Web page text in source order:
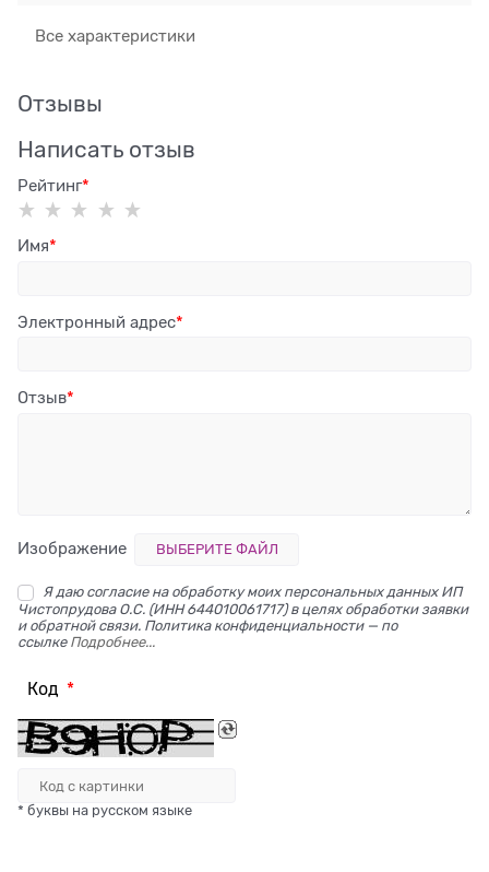
Все характеристики
Отзывы
Написать отзыв
Рейтинг
Имя
Электронный адрес
Отзыв
Изображение ВЫБЕРИТЕ ФАЙЛ
Я даю согласие на обработку моих персональных данных ИП
Чистопрудова О.С. (ИНН 644010061717) в целях обработки заявки
и обратной связи. Политика конфиденциальности — по
ссылке Подробнее...
Код
* буквы на русском языке